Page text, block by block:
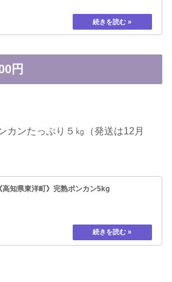
円
カンたっぷり５㎏（発送は12月
《高知県東洋町》完熟ポンカン5kg